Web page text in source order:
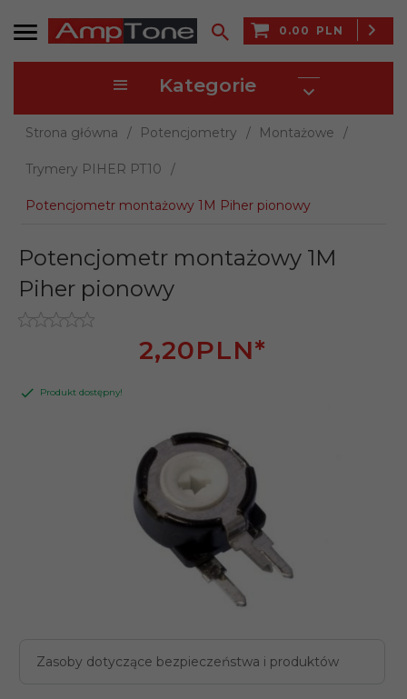
0.00 PLN
Kategorie
Strona główna Potencjometry Montażowe
Trymery PIHER PT10
Potencjometr montażowy 1M Piher pionowy
Zasoby dotyczące bezpieczeństwa i produktów
Potencjometr montażowy 1M
Piher pionowy
2,20PLN*
Produkt dostępny!